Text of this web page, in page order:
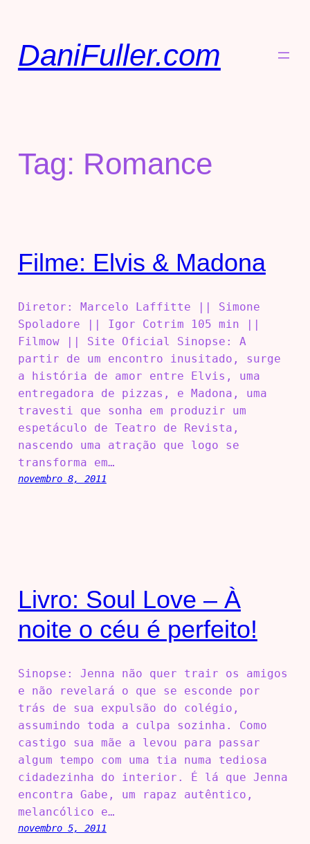
DaniFuller.com
Tag: Romance
Filme: Elvis & Madona
Diretor: Marcelo Laffitte || Simone
Spoladore || Igor Cotrim 105 min ||
Filmow || Site Oficial Sinopse: A
partir de um encontro inusitado, surge
a história de amor entre Elvis, uma
entregadora de pizzas, e Madona, uma
travesti que sonha em produzir um
espetáculo de Teatro de Revista,
nascendo uma atração que logo se
transforma em…
novembro 8, 2011
Livro: Soul Love – À
noite o céu é perfeito!
Sinopse: Jenna não quer trair os amigos
e não revelará o que se esconde por
trás de sua expulsão do colégio,
assumindo toda a culpa sozinha. Como
castigo sua mãe a levou para passar
algum tempo com uma tia numa tediosa
cidadezinha do interior. É lá que Jenna
encontra Gabe, um rapaz autêntico,
melancólico e…
novembro 5, 2011